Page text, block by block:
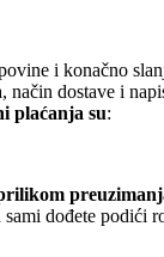
i konačno
način dostave i
plaćanja su:
dođete podići